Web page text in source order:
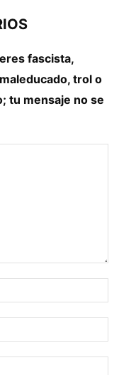
fascista,
trol o
tu mensaje no se